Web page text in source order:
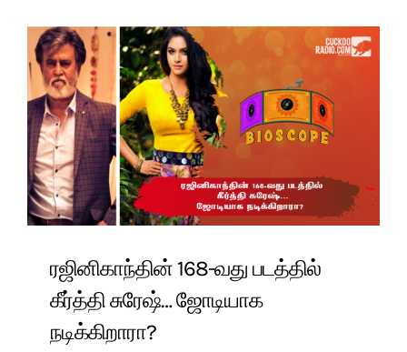
ரஜினிகாந்தின் 168-வது படத்தில்
கீர்த்தி சுரேஷ்… ஜோடியாக
நடிக்கிறாரா?